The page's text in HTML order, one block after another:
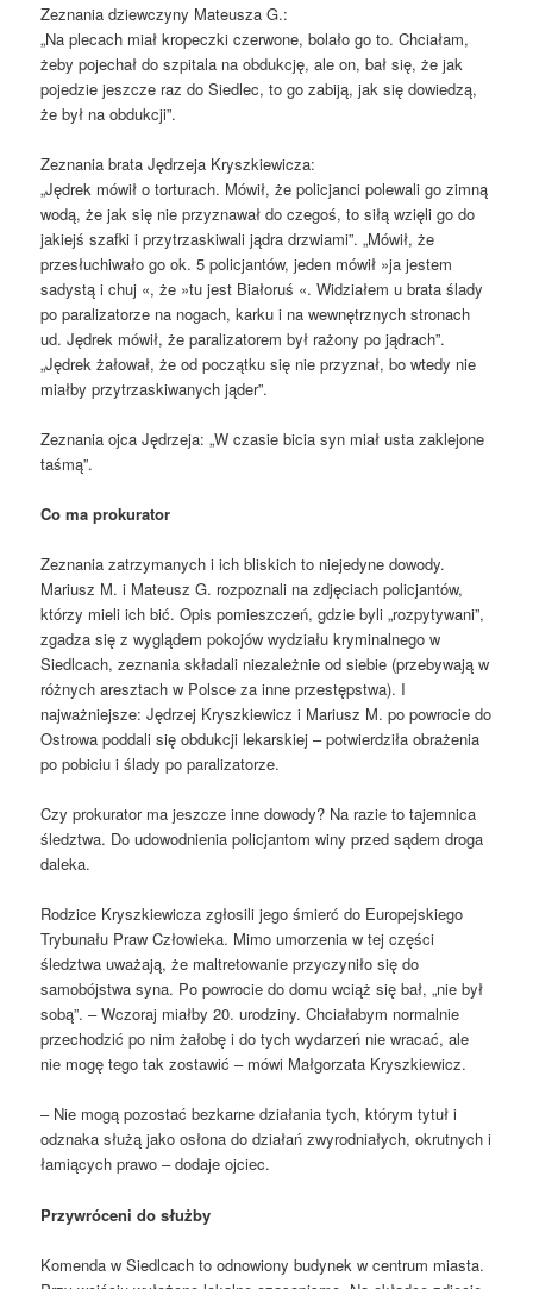
Zeznania dziewczyny Mateusza G.:
„Na plecach miał kropeczki czerwone, bolało go to. Chciałam,
żeby pojechał do szpitala na obdukcję, ale on, bał się, że jak
pojedzie jeszcze raz do Siedlec, to go zabiją, jak się dowiedzą,
że był na obdukcji”.
Zeznania brata Jędrzeja Kryszkiewicza:
„Jędrek mówił o torturach. Mówił, że policjanci polewali go zimną
wodą, że jak się nie przyznawał do czegoś, to siłą wzięli go do
jakiejś szafki i przytrzaskiwali jądra drzwiami”. „Mówił, że
przesłuchiwało go ok. 5 policjantów, jeden mówił »ja jestem
sadystą i chuj «, że »tu jest Białoruś «. Widziałem u brata ślady
po paralizatorze na nogach, karku i na wewnętrznych stronach
ud. Jędrek mówił, że paralizatorem był rażony po jądrach”.
„Jędrek żałował, że od początku się nie przyznał, bo wtedy nie
miałby przytrzaskiwanych jąder”.
Zeznania ojca Jędrzeja: „W czasie bicia syn miał usta zaklejone
taśmą”.
Co ma prokurator
Zeznania zatrzymanych i ich bliskich to niejedyne dowody.
Mariusz M. i Mateusz G. rozpoznali na zdjęciach policjantów,
którzy mieli ich bić. Opis pomieszczeń, gdzie byli „rozpytywani”,
zgadza się z wyglądem pokojów wydziału kryminalnego w
Siedlcach, zeznania składali niezależnie od siebie (przebywają w
różnych aresztach w Polsce za inne przestępstwa). I
najważniejsze: Jędrzej Kryszkiewicz i Mariusz M. po powrocie do
Ostrowa poddali się obdukcji lekarskiej – potwierdziła obrażenia
po pobiciu i ślady po paralizatorze.
Czy prokurator ma jeszcze inne dowody? Na razie to tajemnica
śledztwa. Do udowodnienia policjantom winy przed sądem droga
daleka.
Rodzice Kryszkiewicza zgłosili jego śmierć do Europejskiego
Trybunału Praw Człowieka. Mimo umorzenia w tej części
śledztwa uważają, że maltretowanie przyczyniło się do
samobójstwa syna. Po powrocie do domu wciąż się bał, „nie był
sobą”. – Wczoraj miałby 20. urodziny. Chciałabym normalnie
przechodzić po nim żałobę i do tych wydarzeń nie wracać, ale
nie mogę tego tak zostawić – mówi Małgorzata Kryszkiewicz.
– Nie mogą pozostać bezkarne działania tych, którym tytuł i
odznaka służą jako osłona do działań zwyrodniałych, okrutnych i
łamiących prawo – dodaje ojciec.
Przywróceni do służby
Komenda w Siedlcach to odnowiony budynek w centrum miasta.